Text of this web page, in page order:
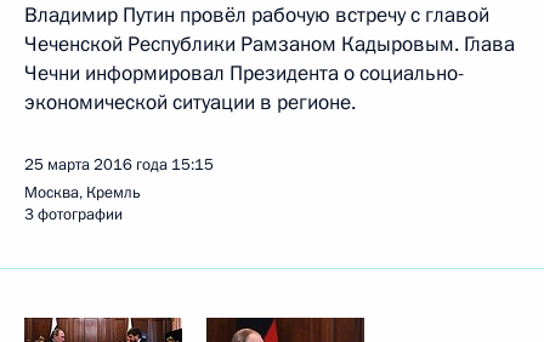
Владимир Путин провёл рабочую встречу с главой
Чеченской Республики Рамзаном Кадыровым. Глава
Чечни информировал Президента о социально-
экономической ситуации в регионе.
25 марта 2016 года 15:15
Москва, Кремль
3 фотографии